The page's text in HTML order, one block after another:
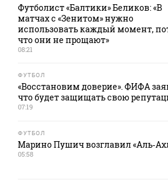
Футболист «Балтики» Беликов: «В
матчах с «Зенитом» нужно
использовать каждый момент,
что они не прощают»
08:21
ФУТБОЛ
«Восстановим доверие». ФИФА
что будет защищать свою
07:19
ФУТБОЛ
Марино Пушич возглавил
05:58